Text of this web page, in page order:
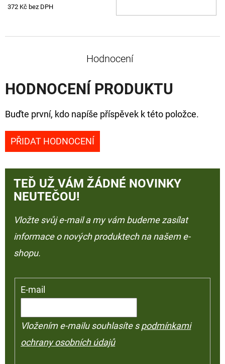
372 Kč bez DPH
Hodnocení
HODNOCENÍ PRODUKTU
Buďte první, kdo napíše příspěvek k této položce.
PŘIDAT HODNOCENÍ
TEĎ UŽ VÁM ŽÁDNÉ NOVINKY
NEUTEČOU!
Vložte svůj e-mail a my vám budeme zasílat
informace o nových produktech na našem e-
shopu.
E-mail
Vložením e-mailu souhlasíte spodmínkami
ochrany osobních údajů